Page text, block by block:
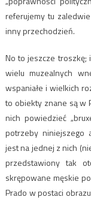
referujemy tu
inny przechodzień.
No to jeszcze troszkę;
wielu muzealnych
wspaniałe i wielkich
to obiekty znane są w
nich powiedzieć
potrzeby niniejszego
jest na jednej z nich
przedstawiony tak
skrępowane męskie
Prado w postaci